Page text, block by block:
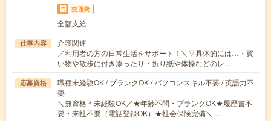
交通費
全額支給
仕事内容
介護関連
／利用者の方の日常生活をサポート！＼▽具体的には…・買
い物や散歩に付き添ったり・折り紙や体操などのレ…
応募資格
職種未経験OK / ブランクOK / パソコンスキル不要 / 英語力不
要
＼無資格＊未経験OK／★年齢不問・ブランクOK★履歴書不
要・来社不要（電話登録OK）★社会保険完備＼…